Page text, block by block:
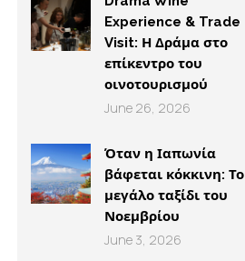
Experience & Trade
Visit: Η Δράμα στο
επίκεντρο του
οινοτουρισμού
June 26, 2026
Όταν η Ιαπωνία
βάφεται κόκκινη: Το
μεγάλο ταξίδι του
Νοεμβρίου
June 3, 2026